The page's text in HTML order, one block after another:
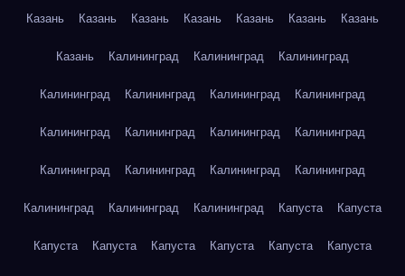
Казань Казань Казань Казань Казань Казань Казань
Казань Калининград Калининград Калининград
Калининград Калининград Калининград Калининград
Калининград Калининград Калининград Калининград
Калининград Калининград Калининград Калининград
Калининград Калининград Калининград Капуста Капуста
Капуста Капуста Капуста Капуста Капуста Капуста